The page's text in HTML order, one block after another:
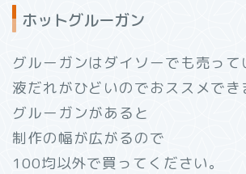
ホットグルーガン
グルーガンはダイソーでも売って
液だれがひどいのでおススメでき
グルーガンがあると
制作の幅が広がるので
100均以外で買ってください。